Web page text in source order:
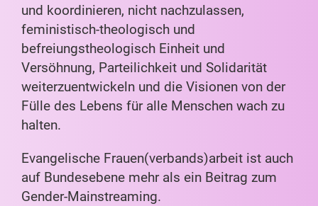
und koordinieren, nicht nachzulassen,
feministisch-theologisch und
befreiungstheologisch Einheit und
Versöhnung, Parteilichkeit und Solidarität
weiterzuentwickeln und die Visionen von der
Fülle des Lebens für alle Menschen wach zu
halten.
Evangelische Frauen(verbands)arbeit ist auch
auf Bundesebene mehr als ein Beitrag zum
Gender-Mainstreaming.